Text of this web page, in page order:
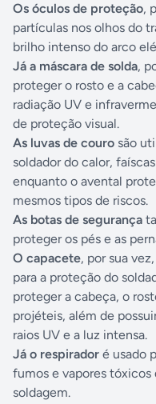
Os óculos de proteção,
partículas nos olhos do
brilho intenso do arco
Já a máscara de solda,
proteger o rosto e a
radiação UV e
de proteção visual.
As luvas de couro são
soldador do calor,
enquanto o avental
mesmos tipos de riscos.
As botas de segurança
proteger os pés e as
O capacete, por sua
para a proteção do
proteger a cabeça, o
projéteis, além de
raios UV e a luz intensa.
Já o respirador é usado
fumos e vapores tóxicos
soldagem.